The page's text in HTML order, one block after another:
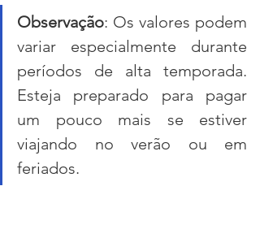
Observação: Os valores podem
variar especialmente durante
períodos de alta temporada.
Esteja preparado para pagar
um pouco mais se estiver
viajando no verão ou em
feriados.